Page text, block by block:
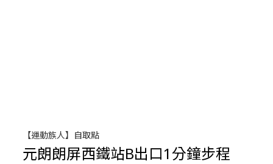
【運動族人】自取點
元朗朗屏西鐵站B出口1分鐘步程